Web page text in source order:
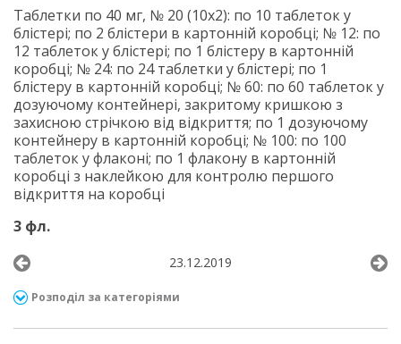
Таблетки по 40 мг, № 20 (10х2): по 10 таблеток у
блістері; по 2 блістери в картонній коробці; № 12: по
12 таблеток у блістері; по 1 блістеру в картонній
коробці; № 24: по 24 таблетки у блістері; по 1
блістеру в картонній коробці; № 60: по 60 таблеток у
дозуючому контейнері, закритому кришкою з
захисною стрічкою від відкриття; по 1 дозуючому
контейнеру в картонній коробці; № 100: по 100
таблеток у флаконі; по 1 флакону в картонній
коробці з наклейкою для контролю першого
відкриття на коробці
3 фл.
23.12.2019
Розподіл за категоріями